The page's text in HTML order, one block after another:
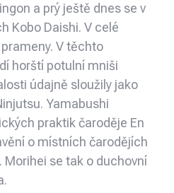
a prý ještě dnes se v
Kobo Daishi. V celé
V těchto
horští potulní mniši
údajně sloužily jako
Yamabushi
praktik čaroděje En
o místních čarodějích
Morihei se tak o duchovní